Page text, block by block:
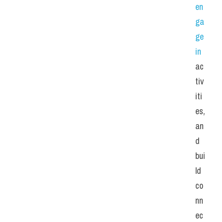
en
ga
ge
in
ac
tiv
iti
es,
an
d
bui
ld
co
nn
ec